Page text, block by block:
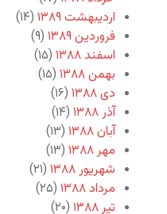
اردیبهشت ۱۳۸۹
(۱۴)
فروردین ۱۳۸۹
(۹)
اسفند ۱۳۸۸
(۱۵)
بهمن ۱۳۸۸
(۱۵)
دی ۱۳۸۸
(۱۶)
آذر ۱۳۸۸
(۱۴)
آبان ۱۳۸۸
(۱۳)
مهر ۱۳۸۸
(۱۳)
شهریور ۱۳۸۸
(۲۱)
مرداد ۱۳۸۸
(۲۵)
تیر ۱۳۸۸
(۲۰)